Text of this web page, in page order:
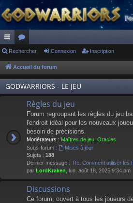
ac
co
ur
ci
or
u
m
s
Rechercher Connexion Inscription
Accueil du forum
GODWARRIORS - LE JEU
Règles du jeu
Forum regroupant les règles du jeu
l'endroit idéal pour les nouveaux
besoin de précisions.
Modérateurs : Maîtres de jeu Oracles
Sous-forum :
Mises à jour
Sujets : 188
Dernier message : Re: Comment utiliser les
par LordKraken , lun. août 18, 2025 9:34 pm
Discussions
Ce forum, ouvert à tous les joueurs